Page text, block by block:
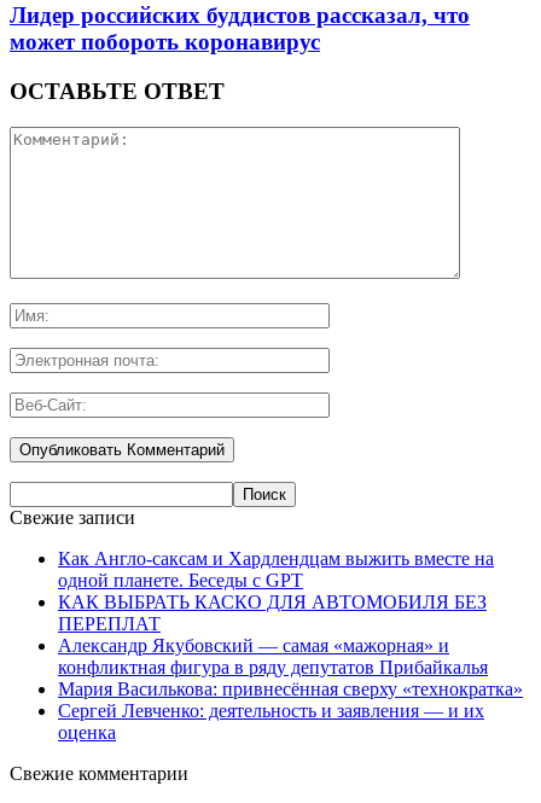
Лидер российских буддистов рассказал, что
может побороть коронавирус
ОСТАВЬТЕ ОТВЕТ
Свежие записи
Как Англо-саксам и Хардлендцам выжить вместе на
одной планете. Беседы с GPT
КАК ВЫБРАТЬ КАСКО ДЛЯ АВТОМОБИЛЯ БЕЗ
ПЕРЕПЛАТ
Александр Якубовский — самая «мажорная» и
конфликтная фигура в ряду депутатов Прибайкалья
Мария Василькова: привнесённая сверху «технократка»
Сергей Левченко: деятельность и заявления — и их
оценка
Свежие комментарии